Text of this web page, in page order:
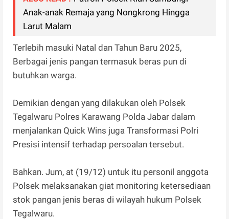
Anak-anak Remaja yang Nongkrong Hingga
Larut Malam
Terlebih masuki Natal dan Tahun Baru 2025,
Berbagai jenis pangan termasuk beras pun di
butuhkan warga.
Demikian dengan yang dilakukan oleh Polsek
Tegalwaru Polres Karawang Polda Jabar dalam
menjalankan Quick Wins juga Transformasi Polri
Presisi intensif terhadap persoalan tersebut.
Bahkan. Jum, at (19/12) untuk itu personil anggota
Polsek melaksanakan giat monitoring ketersediaan
stok pangan jenis beras di wilayah hukum Polsek
Tegalwaru.